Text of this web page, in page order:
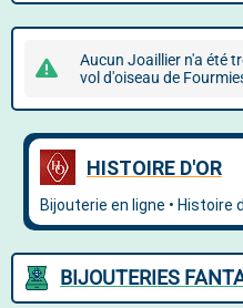
Aucun Joaillier n'a été
vol d'oiseau de
BIJOUTERIES